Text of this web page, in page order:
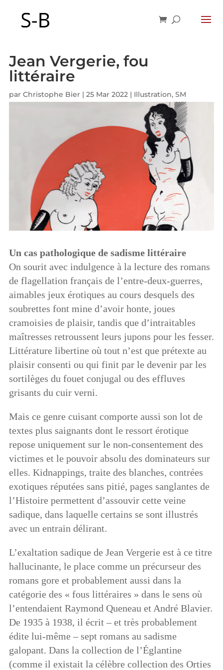
Jean Vergerie, fou
littéraire
par Christophe Bier| 25 Mar 2022| Illustration, SM
Un cas pathologique de sadisme littéraire
On sourit avec indulgence à la lecture des romans
de flagellation français de l’entre-deux-guerres,
aimables jeux érotiques au cours desquels des
soubrettes font mine d’avoir honte, joues
cramoisies de plaisir, tandis que d’intraitables
maîtresses retroussent leurs jupons pour les fesser.
Littérature libertine où tout n’est que prétexte au
plaisir consenti ou qui finit par le devenir par les
sortilèges du fouet conjugal ou des effluves
grisants du cuir verni.
Mais ce genre cuisant comporte aussi son lot de
textes plus saignants dont le ressort érotique
repose uniquement sur le non-consentement des
victimes et le pouvoir absolu des dominateurs sur
elles. Kidnappings, traite des blanches, contrées
exotiques réputées sans pitié, pages sanglantes de
l’Histoire permettent d’assouvir cette veine
sadique, dans laquelle certains se sont illustrés
avec un entrain délirant.
L’exaltation sadique de Jean Vergerie est à ce titre
hallucinante, le place comme un précurseur des
romans gore et probablement aussi dans la
catégorie des « fous littéraires » dans le sens où
l’entendaient Raymond Queneau et André Blavier.
De 1935 à 1938, il écrit – et très probablement
édite lui-même – sept romans au sadisme
galopant. Dans la collection de l’Églantine
(comme il existait la célèbre collection des Orties